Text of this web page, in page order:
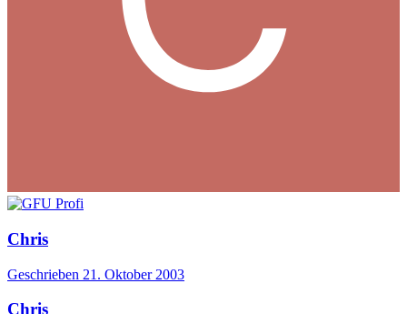
Chris
Geschrieben 21. Oktober 2003
Chris